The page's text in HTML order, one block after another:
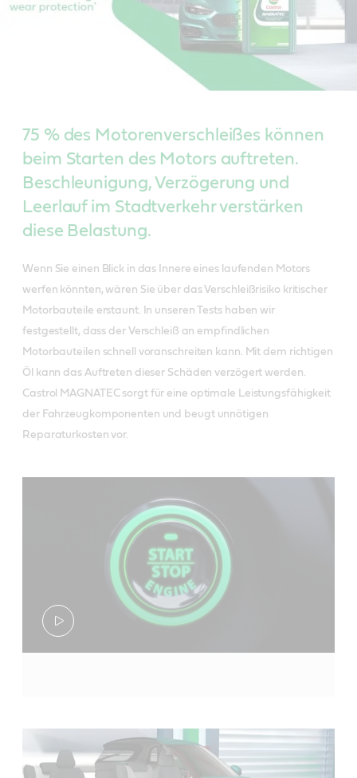
75 % des Motorenverschleißes können
beim Starten des Motors auftreten.
Beschleunigung, Verzögerung und
Leerlauf im Stadtverkehr verstärken
diese Belastung.
Wenn Sie einen Blick in das Innere eines laufenden Motors
werfen könnten, wären Sie über das Verschleißrisiko kritischer
Motorbauteile erstaunt. In unseren Tests haben wir
festgestellt, dass der Verschleiß an empfindlichen
Motorbauteilen schnell voranschreiten kann. Mit dem richtigen
Öl kann das Auftreten dieser Schäden verzögert werden.
Castrol MAGNATEC sorgt für eine optimale Leistungsfähigkeit
der Fahrzeugkomponenten und beugt unnötigen
Reparaturkosten vor.